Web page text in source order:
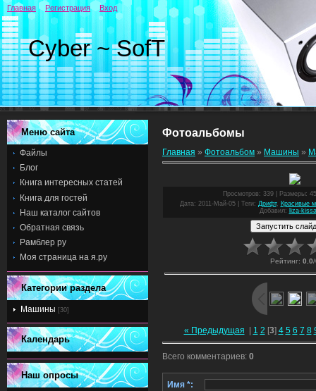
Cyber ~ SofT
Главная Регистрация Вход
Меню сайта
Файлы
Блог
Книга интересных статей
Книга для гостей
Наш каталог сайтов
Обратная связь
Рамблер ру
Моя страница на я.ру
Категории раздела
Машины [30]
Календарь
Наш опросы
Фотоальбомы
Главная » Фотоальбом » Машины »
Просмотров: 339 | Размеры:
Дата: 2011-Май-05 | Теги: Дрифт, Красивые
Добавил: liza-
Рейтинг: 0.0/
« Предыдущая | 1 2 [3] 4 5 6 7 8
Всего комментариев: 0
Имя *: